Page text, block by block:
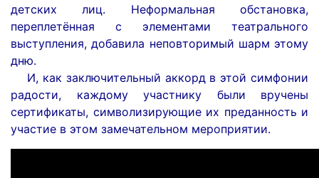
детских лиц. Неформальная обстановка,
переплетённая с элементами театрального
выступления, добавила неповторимый шарм этому
дню.
И, как заключительный аккорд в этой симфонии
радости, каждому участнику были вручены
сертификаты, символизирующие их преданность и
участие в этом замечательном мероприятии.